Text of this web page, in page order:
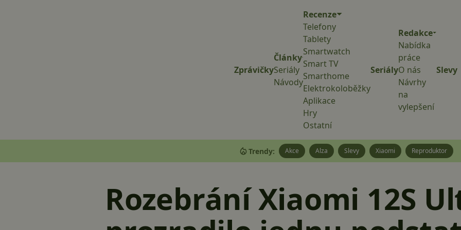
Zprávičky
Články
Seriály
Návody
Recenze
Telefony
Tablety
Smartwatch
Smart TV
Smarthome
Elektrokoloběžky
Aplikace
Hry
Ostatní
Seriály
Redakce
Nabídka
práce
O nás
Návrhy
na
vylepšení
Slevy
Trendy: Akce Alza Slevy Xiaomi Reproduktor
Rozebrání Xiaomi 12S